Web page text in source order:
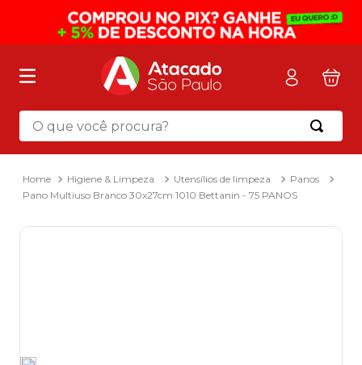
O que você procura?
Higiene & Limpeza Utensílios de limpeza
Panos
Pano Multiuso Branco 30x27cm 1010 Bettanin - 75 PANOS
Termos mais buscados
mochila
2º sacola
3º mala